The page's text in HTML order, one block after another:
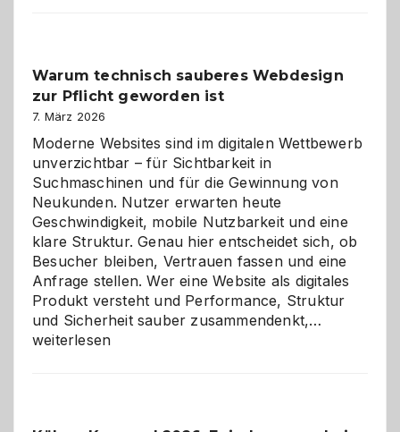
den
Logikrätseln
Warum technisch sauberes Webdesign
zur Pflicht geworden ist
7. März 2026
Moderne Websites sind im digitalen Wettbewerb
unverzichtbar – für Sichtbarkeit in
Suchmaschinen und für die Gewinnung von
Neukunden. Nutzer erwarten heute
Geschwindigkeit, mobile Nutzbarkeit und eine
klare Struktur. Genau hier entscheidet sich, ob
Besucher bleiben, Vertrauen fassen und eine
Anfrage stellen. Wer eine Website als digitales
Produkt versteht und Performance, Struktur
und Sicherheit sauber zusammendenkt,…
weiterlesen